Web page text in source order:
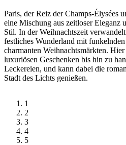
2
of
5
Paris, der Reiz der Champs-Élysées
eine Mischung aus zeitloser Eleganz
Stil. In der Weihnachtszeit
festliches Wunderland mit
charmanten Weihnachtsmärkten.
luxuriösen Geschenken bis hin zu
Leckereien, und kann dabei die
Stadt des Lichts genießen.
1
2
3
4
5